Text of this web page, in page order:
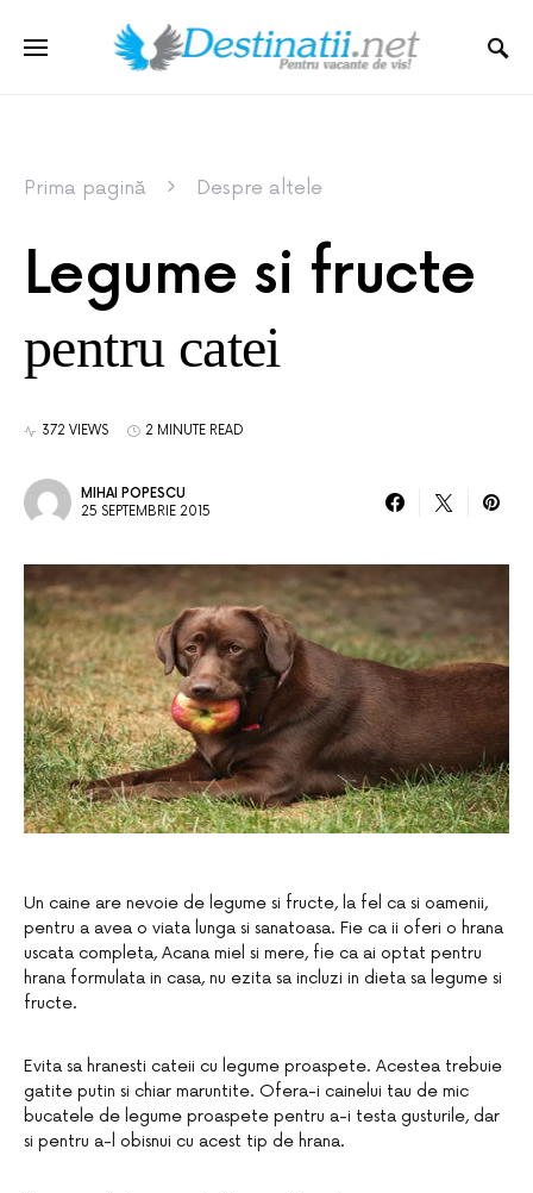
Prima pagină Despre altele
Legume si fructe
pentru catei
372 VIEWS 2 MINUTE READ
MIHAI POPESCU
25 SEPTEMBRIE 2015
Un caine are nevoie de legume si fructe, la fel ca si oamenii,
pentru a avea o viata lunga si sanatoasa. Fie ca ii oferi o hrana
uscata completa, Acana miel si mere, fie ca ai optat pentru
hrana formulata in casa, nu ezita sa incluzi in dieta sa legume si
fructe.
Evita sa hranesti cateii cu legume proaspete. Acestea trebuie
gatite putin si chiar maruntite. Ofera-i cainelui tau de mic
bucatele de legume proaspete pentru a-i testa gusturile, dar
si pentru a-l obisnui cu acest tip de hrana.